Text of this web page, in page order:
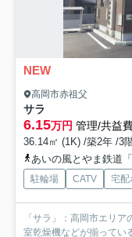
NEW
高岡市赤祖父
サラ
6.15万円 管理/共益
36.14㎡ (1K) /築2年 /3
あいの風とやま鉄道
駐輪場 CATV 宅配
「サラ」：高岡市エリ
室乾燥機などが揃ってい